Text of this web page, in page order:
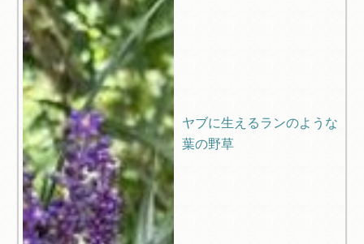
ヤブに生えるランのような
葉の野草